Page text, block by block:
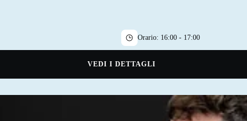
Orario: 16:00 - 17:00
VEDI I DETTAGLI